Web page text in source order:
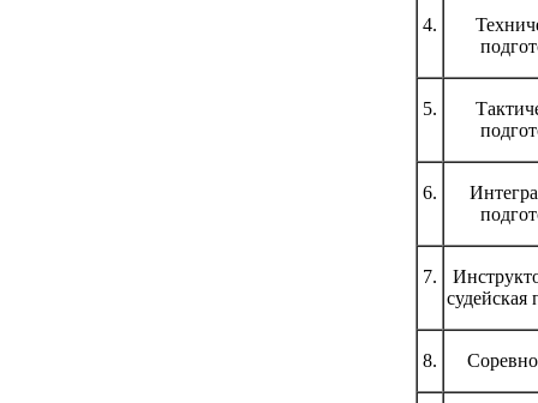
4.
5.
6.
7.
судейская
8.